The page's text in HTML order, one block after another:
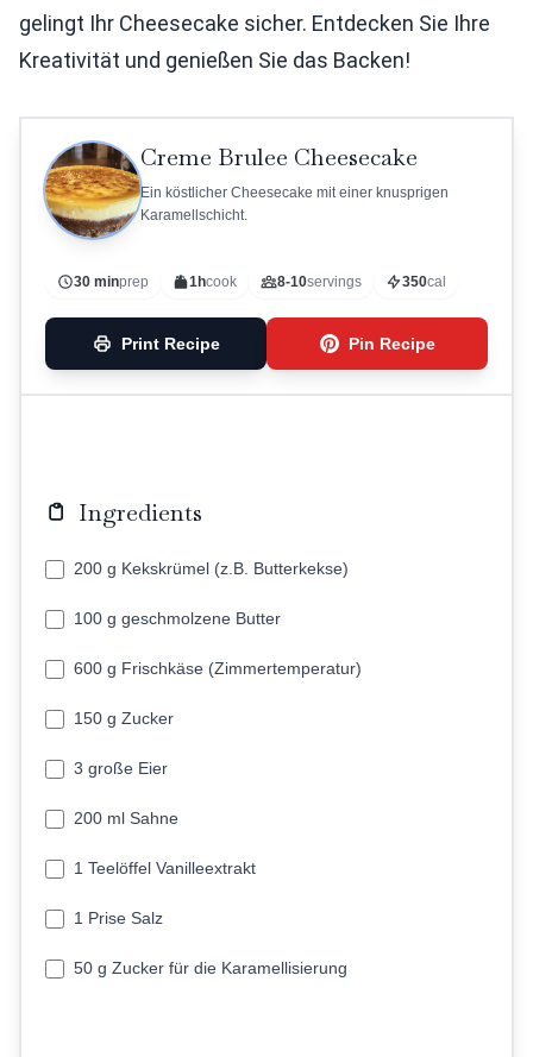
gelingt Ihr Cheesecake sicher. Entdecken Sie Ihre
Kreativität und genießen Sie das Backen!
Creme Brulee Cheesecake
Ein köstlicher Cheesecake mit einer knusprigen
Karamellschicht.
30 minprep 1hcook 8-10servings 350cal
Print Recipe Pin Recipe
Ingredients
200 g Kekskrümel (z.B. Butterkekse)
100 g geschmolzene Butter
600 g Frischkäse (Zimmertemperatur)
150 g Zucker
3 große Eier
200 ml Sahne
1 Teelöffel Vanilleextrakt
1 Prise Salz
50 g Zucker für die Karamellisierung